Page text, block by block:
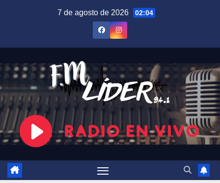
7 de agosto de 2026 02:04